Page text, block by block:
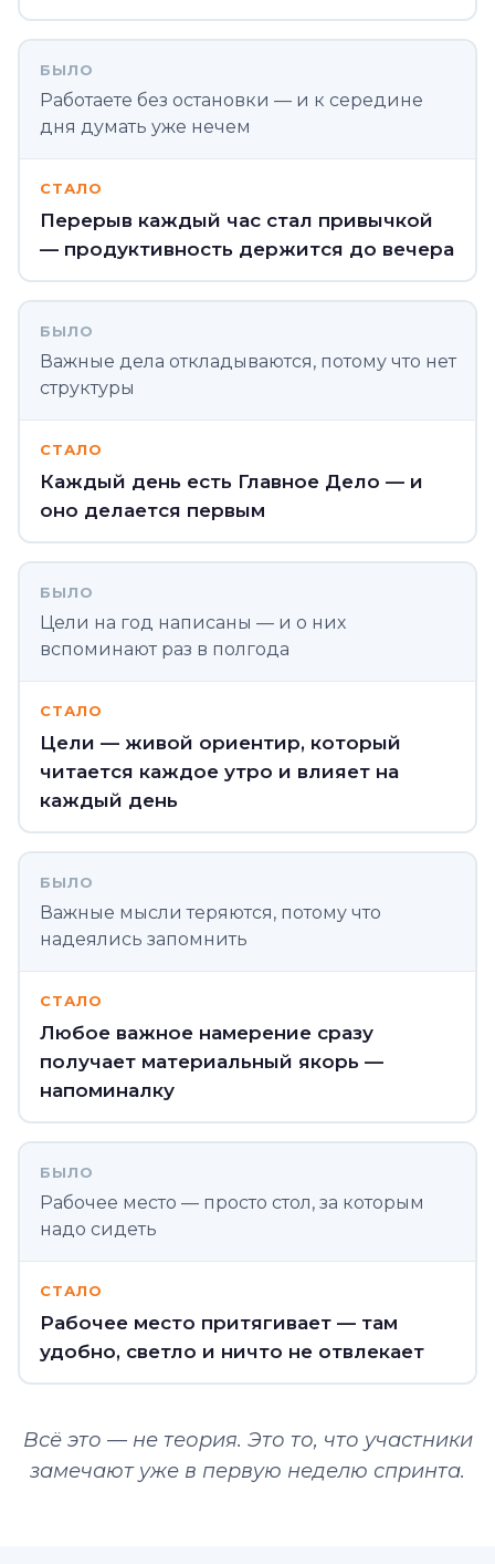
БЫЛО
Работаете без остановки — и к середине
дня думать уже нечем
СТАЛО
Перерыв каждый час стал привычкой
— продуктивность держится до вечера
БЫЛО
Важные дела откладываются, потому что нет
структуры
СТАЛО
Каждый день есть Главное Дело — и
оно делается первым
БЫЛО
Цели на год написаны — и о них
вспоминают раз в полгода
СТАЛО
Цели — живой ориентир, который
читается каждое утро и влияет на
каждый день
БЫЛО
Важные мысли теряются, потому что
надеялись запомнить
СТАЛО
Любое важное намерение сразу
получает материальный якорь —
напоминалку
БЫЛО
Рабочее место — просто стол, за которым
надо сидеть
СТАЛО
Рабочее место притягивает — там
удобно, светло и ничто не отвлекает
Всё это — не теория. Это то, что участники
замечают уже в первую неделю спринта.